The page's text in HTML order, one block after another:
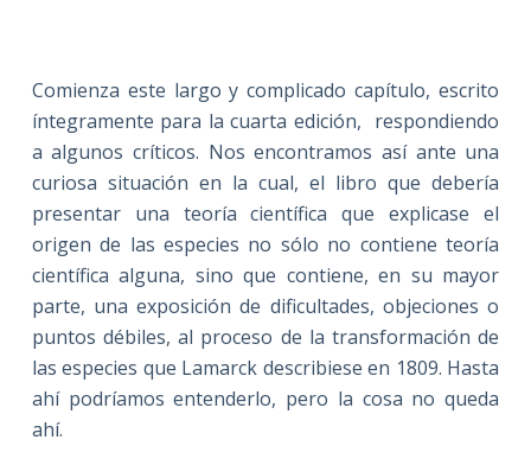
Comienza este largo y complicado capítulo, escrito
íntegramente para la cuarta edición, respondiendo
a algunos críticos. Nos encontramos así ante una
curiosa situación en la cual, el libro que debería
presentar una teoría científica que explicase el
origen de las especies no sólo no contiene teoría
científica alguna, sino que contiene, en su mayor
parte, una exposición de dificultades, objeciones o
puntos débiles, al proceso de la transformación de
las especies que Lamarck describiese en 1809. Hasta
ahí podríamos entenderlo, pero la cosa no queda
ahí.